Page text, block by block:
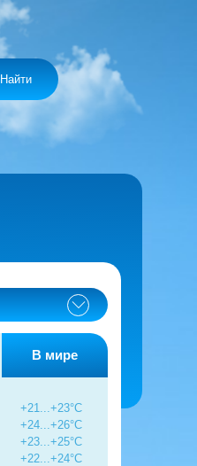
Найти
В мире
+21...+23°C
+24...+26°C
+23...+25°C
+22...+24°C